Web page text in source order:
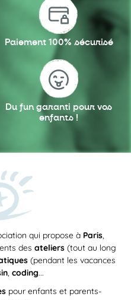
Paiement 100% sécurisé
Du fun garanti pour vos
enfants !
qui propose à Paris,
des ateliers (tout au long
(pendant les vacances
, coding...
pour enfants et parents-